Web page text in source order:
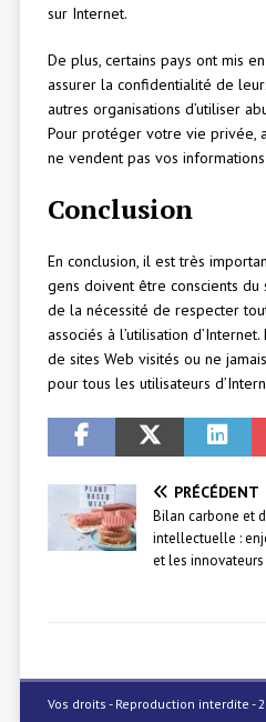
sur Internet.
De plus, certains pays ont mis
assurer la confidentialité de
autres organisations d’utiliser
Pour protéger votre vie privée,
ne vendent pas vos
Conclusion
En conclusion, il est très
gens doivent être conscients
de la nécessité de respecter
associés à l’utilisation
de sites Web visités ou ne
pour tous les utilisateurs
PRÉCÉDENT
Bilan carbone et
intellectuelle :
et les innovateurs
Vos droits - Reproduction interdite -